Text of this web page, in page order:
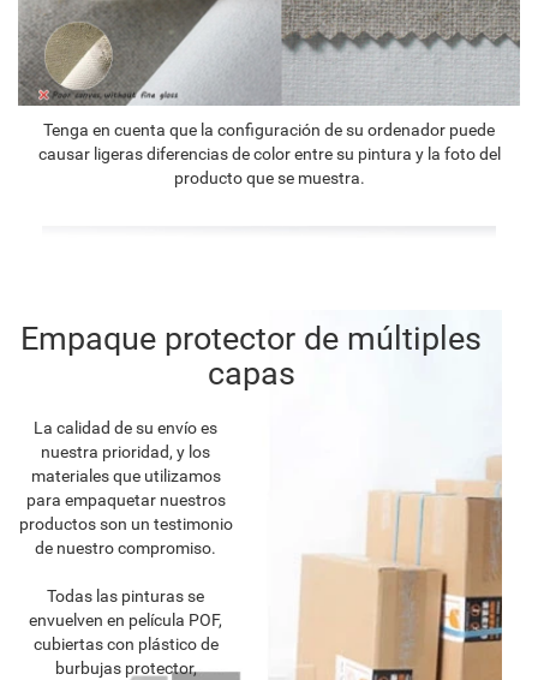
Tenga en cuenta que la configuración de su ordenador puede
causar ligeras diferencias de color entre su pintura y la foto del
producto que se muestra.
Empaque protector de múltiples
capas
La calidad de su envío es
nuestra prioridad, y los
materiales que utilizamos
para empaquetar nuestros
productos son un testimonio
de nuestro compromiso.
Todas las pinturas se
envuelven en película POF,
cubiertas con plástico de
burbujas protector,